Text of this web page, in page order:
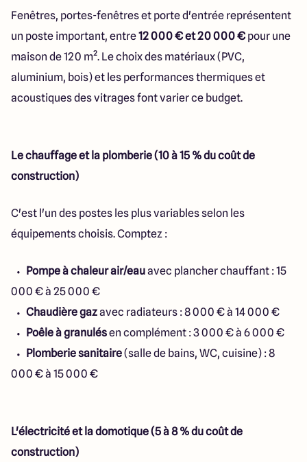
Fenêtres, portes-fenêtres et porte d'entrée représentent
un poste important, entre12 000 € et 20 000 € pour une
maison de 120 m². Le choix des matériaux (PVC,
aluminium, bois) et les performances thermiques et
acoustiques des vitrages font varier ce budget.
Le chauffage et la plomberie (10 à 15 % du coût de
construction)
C'est l'un des postes les plus variables selon les
équipements choisis. Comptez :
Pompe à chaleur air/eauavec plancher chauffant : 15
000 € à 25 000 €
Chaudière gazavec radiateurs : 8 000 € à 14 000 €
Poêle à granulésen complément : 3 000 € à 6 000 €
Plomberie sanitaire(salle de bains, WC, cuisine) : 8
000 € à 15 000 €
L'électricité et la domotique (5 à 8 % du coût de
construction)